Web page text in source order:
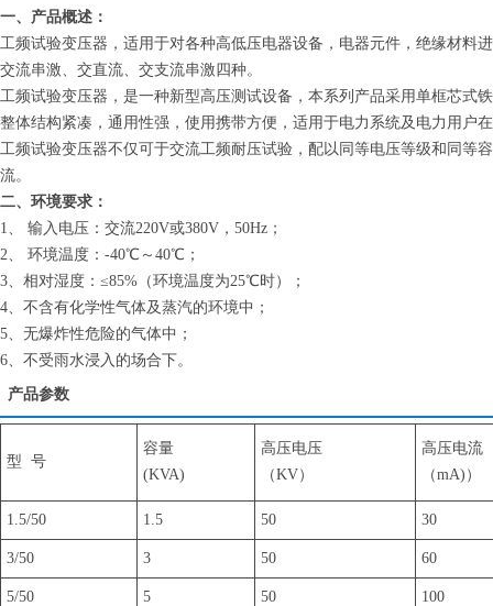
一、产品概述：
工频试验变压器，适用于对各种高低压电器设备，电器元件，绝缘材料
交流串激、交直流、交支流串激四种。
工频试验变压器，是一种新型高压测试设备，本系列产品采用单框芯式
整体结构紧凑，通用性强，使用携带方便，适用于电力系统及电力用户
工频试验变压器不仅可于交流工频耐压试验，配以同等电压等级和同等
流。
二、环境要求：
1、 输入电压：交流220V或380V，50Hz；
2、 环境温度：-40℃～40℃；
3、相对湿度：≤85%（环境温度为25℃时）；
4、不含有化学性气体及蒸汽的环境中；
5、无爆炸性危险的气体中；
6、不受雨水浸入的场合下。
产品参数
型 号
容量
(KVA)
高压电压
（KV）
高压电流
（mA)）
1.5/50 1.5 50 30
3/50 3 50 60
5/50 5 50 100